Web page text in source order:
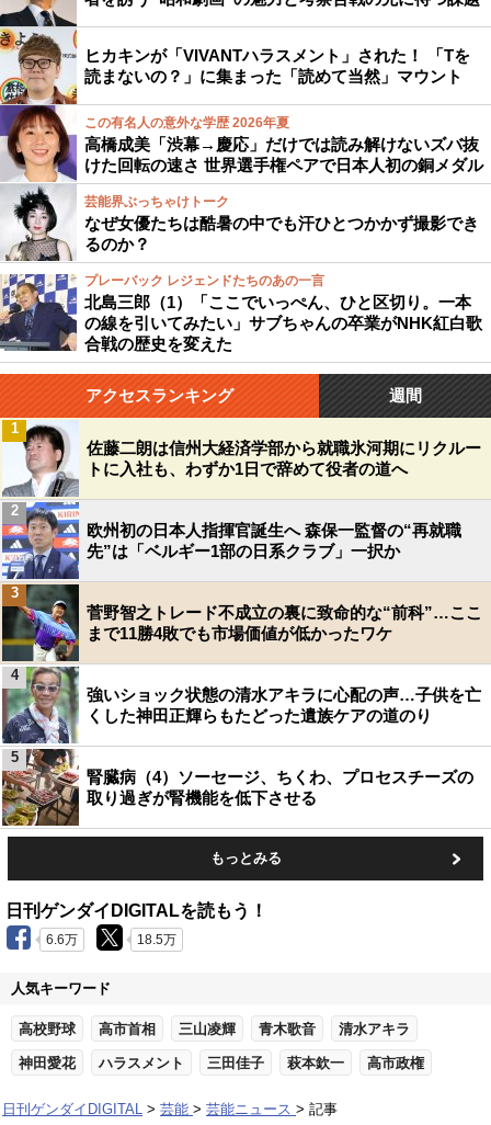
ヒカキンが「VIVANTハラスメント」された！ 「Tを
読まないの？」に集まった「読めて当然」マウント
この有名人の意外な学歴 2026年夏
高橋成美「渋幕→慶応」だけでは読み解けないズバ抜
けた回転の速さ 世界選手権ペアで日本人初の銅メダル
芸能界ぶっちゃけトーク
なぜ女優たちは酷暑の中でも汗ひとつかかず撮影でき
るのか？
プレーバック レジェンドたちのあの一言
北島三郎（1）「ここでいっぺん、ひと区切り。一本
の線を引いてみたい」サブちゃんの卒業がNHK紅白歌
合戦の歴史を変えた
アクセスランキング 週間
佐藤二朗は信州大経済学部から就職氷河期にリクルー
トに入社も、わずか1日で辞めて役者の道へ
1
欧州初の日本人指揮官誕生へ 森保一監督の“再就職
先”は「ベルギー1部の日系クラブ」一択か
2
菅野智之トレード不成立の裏に致命的な“前科”…ここ
まで11勝4敗でも市場価値が低かったワケ
3
強いショック状態の清水アキラに心配の声…子供を亡
くした神田正輝らもたどった遺族ケアの道のり
4
腎臓病（4）ソーセージ、ちくわ、プロセスチーズの
取り過ぎが腎機能を低下させる
5
もっとみる
日刊ゲンダイDIGITALを読もう！
6.6万 18.5万
人気キーワード
高校野球 高市首相 三山凌輝 青木歌音 清水アキラ
神田愛花 ハラスメント 三田佳子 萩本欽一 高市政権
日刊ゲンダイDIGITAL 芸能 芸能ニュース 記事